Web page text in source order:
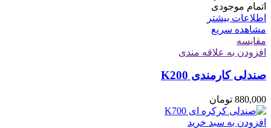
اتمام موجودی
اطلاعات بیشتر
مشاهده سریع
مقایسه
افزودن به علاقه مندی
صندلی کارمندی K200
880,000 تومان
افزودن به سبد خرید